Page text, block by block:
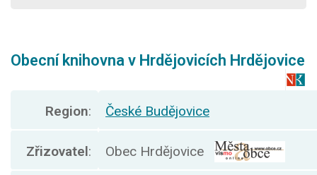
Obecní knihovna v Hrdějovicích Hrdějovice
Region: České Budějovice
Zřizovatel: Obec Hrdějovice